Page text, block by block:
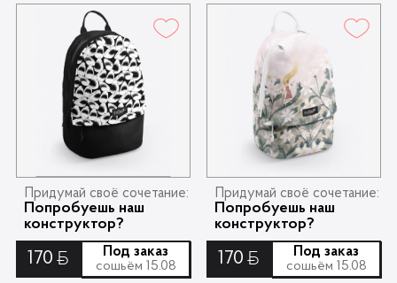
Придумай своё сочетание:
Попробуешь наш
конструктор?
170 Ƃ Под заказ
сошьём 15.08
Придумай своё сочетание:
Попробуешь наш
конструктор?
170 Ƃ Под заказ
сошьём 15.08